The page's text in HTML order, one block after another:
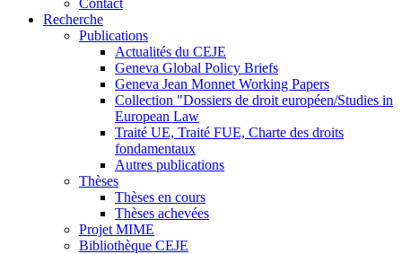
Recherche
Publications
Actualités du CEJE
Geneva Global Policy Briefs
Geneva Jean Monnet Working Papers
Collection "Dossiers de droit européen/Studies in
European Law
Traité UE, Traité FUE, Charte des droits
fondamentaux
Autres publications
Thèses
Thèses en cours
Thèses achevées
Projet MIME
Bibliothèque CEJE